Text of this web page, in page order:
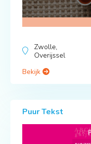
Zwolle,
Overijssel
Bekijk
Puur Tekst